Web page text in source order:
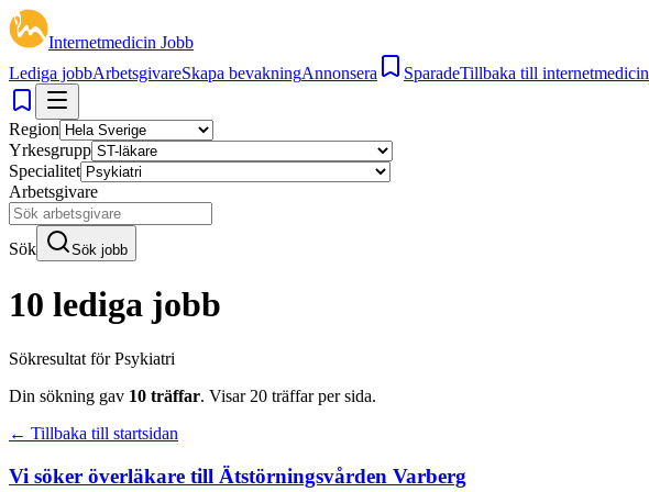
Internetmedicin Jobb
Lediga jobbArbetsgivareSkapa bevakningAnnonsera SparadeTillbaka till internetmedicin
Region
Yrkesgrupp
Specialitet
Arbetsgivare
Sök Sök jobb
10 lediga jobb
Sökresultat förPsykiatri
Din sökning gav 10 träffar. Visar 20 träffar per sida.
← Tillbaka till startsidan
Vi söker överläkare till Ätstörningsvården Varberg